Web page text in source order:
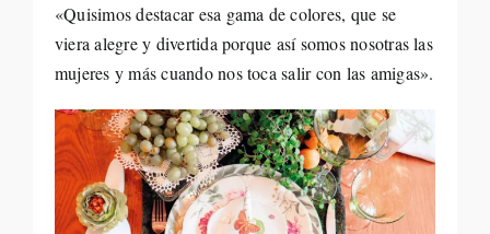
«Quisimos destacar esa gama de colores, que se
viera alegre y divertida porque así somos nosotras las
mujeres y más cuando nos toca salir con las amigas».